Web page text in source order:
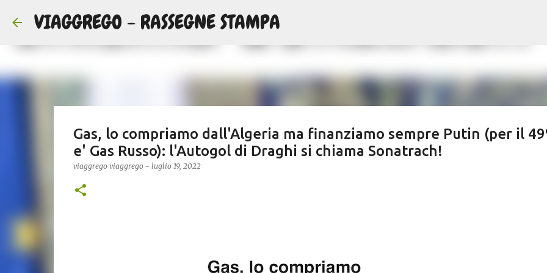
VIAGGREGO - RASSEGNE STAMPA
Gas, lo compriamo dall'Algeria ma finanziamo sempre Putin (per il
e' Gas Russo): l'Autogol di Draghi si chiama Sonatrach!
viaggrego viaggrego - luglio 19, 2022